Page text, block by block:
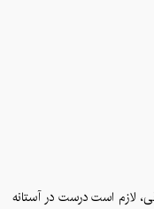
لازم است درست در آستانه